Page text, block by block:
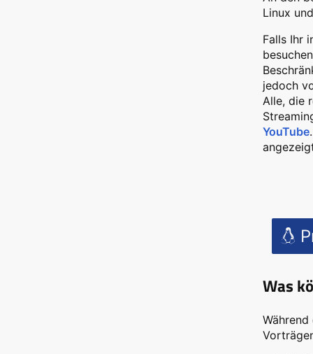
Linux
Falls Ihr
jedoch
Alle, die
YouTube
Was